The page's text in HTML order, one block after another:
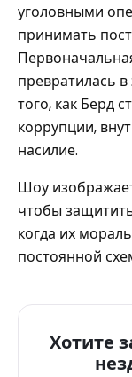
уголовными
принимать
превратилась
того, как Берд
коррупции,
насилие.
Шоу
чтобы
когда их
постоянной
Хотите